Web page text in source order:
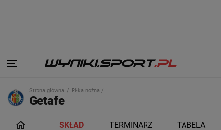
Strona główna Piłka nożna /
Getafe
SKŁAD TERMINARZ TABELA